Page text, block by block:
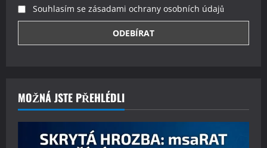
Souhlasím se zásadami ochrany osobních údajů
MOŽNÁ JSTE PŘEHLÉDLI